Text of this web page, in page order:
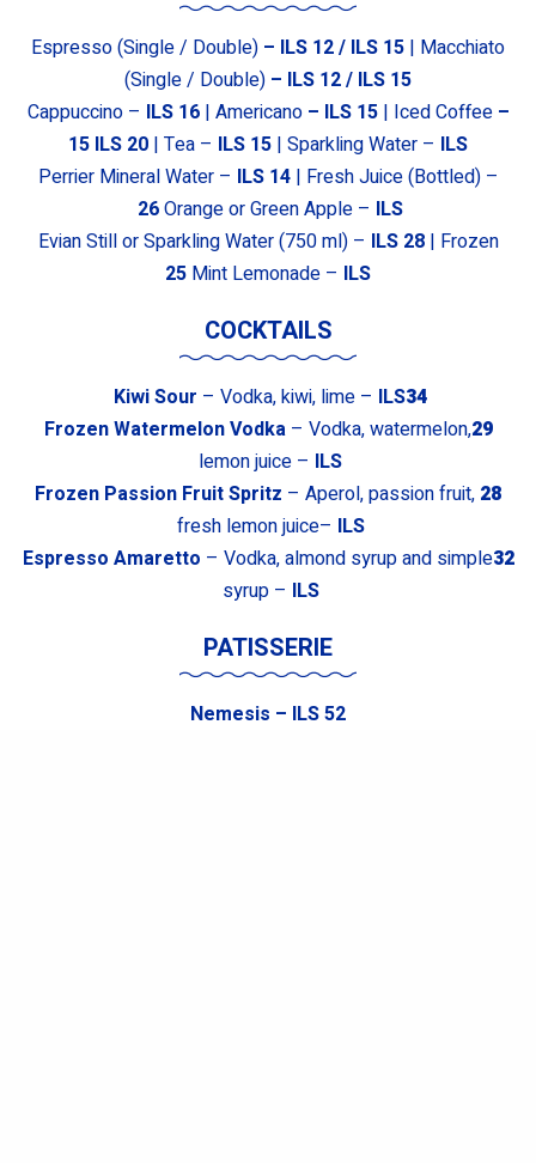
Espresso (Single / Double) – ILS 12 / ILS 15 | Macchiato
(Single / Double) – ILS 12 / ILS 15
Cappuccino – ILS 16 | Americano– ILS 15 | Iced Coffee–
ILS 20 | Tea – ILS 15 | Sparkling Water – ILS
15
Perrier Mineral Water – ILS 14| Fresh Juice (Bottled) –
Orange or Green Apple – ILS
26
Evian Still or Sparkling Water (750 ml) – ILS 28 | Frozen
Mint Lemonade – ILS
25
COCKTAILS
34
Kiwi Sour – Vodka, kiwi, lime – ILS
29
Frozen Watermelon Vodka– Vodka, watermelon,
lemon juice – ILS
28
– Aperol, passion fruit,
fresh lemon juice– ILS
32
Espresso Amaretto – Vodka, almond syrup and simple
syrup – ILS
PATISSERIE
Nemesis – ILS 52